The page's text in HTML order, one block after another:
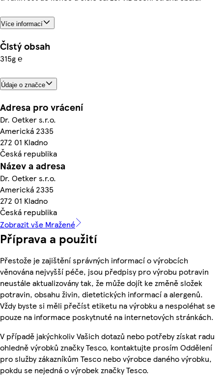
Více informací
Čistý obsah
315g ℮
Údaje o značce
Adresa pro vrácení
Dr. Oetker s.r.o.
Americká 2335
272 01 Kladno
Česká republika
Název a adresa
Dr. Oetker s.r.o.
Americká 2335
272 01 Kladno
Česká republika
Zobrazit vše Mražené
Příprava a použití
Přestože je zajištění správných informací o výrobcích
věnována nejvyšší péče, jsou předpisy pro výrobu potravin
neustále aktualizovány tak, že může dojít ke změně složek
potravin, obsahu živin, dietetických informací a alergenů.
Vždy byste si měli přečíst etiketu na výrobku a nespoléhat se
pouze na informace poskytnuté na internetových stránkách.
V případě jakýchkoliv Vašich dotazů nebo potřeby získat radu
ohledně výrobků značky Tesco, kontaktujte prosím Oddělení
pro služby zákazníkům Tesco nebo výrobce daného výrobku,
pokdu se nejedná o výrobek značky Tesco.